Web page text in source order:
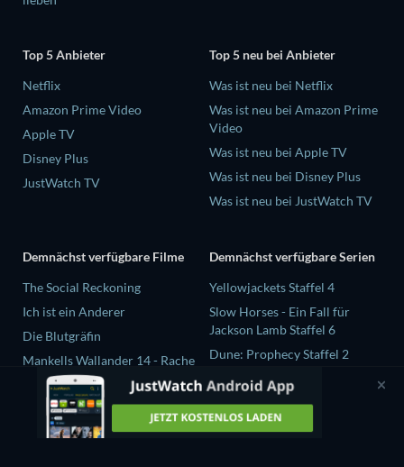
Top 5 Anbieter
Netflix
Amazon Prime Video
Apple TV
Disney Plus
JustWatch TV
Top 5 neu bei Anbieter
Was ist neu bei Netflix
Was ist neu bei Amazon Prime
Video
Was ist neu bei Apple TV
Was ist neu bei Disney Plus
Was ist neu bei JustWatch TV
Demnächst verfügbare Filme
The Social Reckoning
Ich ist ein Anderer
Die Blutgräfin
Mankells Wallander 14 - Rache
Beast Race
Demnächst verfügbare Serien
Yellowjackets Staffel 4
Slow Horses - Ein Fall für
Jackson Lamb Staffel 6
Dune: Prophecy Staffel 2
The Gentlemen Staffel 2
Love Is Blind: UK Staffel 3